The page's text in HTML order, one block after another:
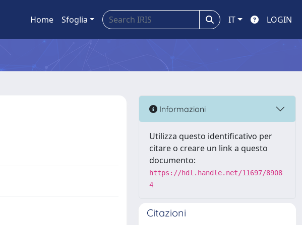
Home Sfoglia IT LOGIN
Informazioni
Utilizza questo identificativo per
citare o creare un link a questo
documento:
https://hdl.handle.net/11697/8908
4
Citazioni